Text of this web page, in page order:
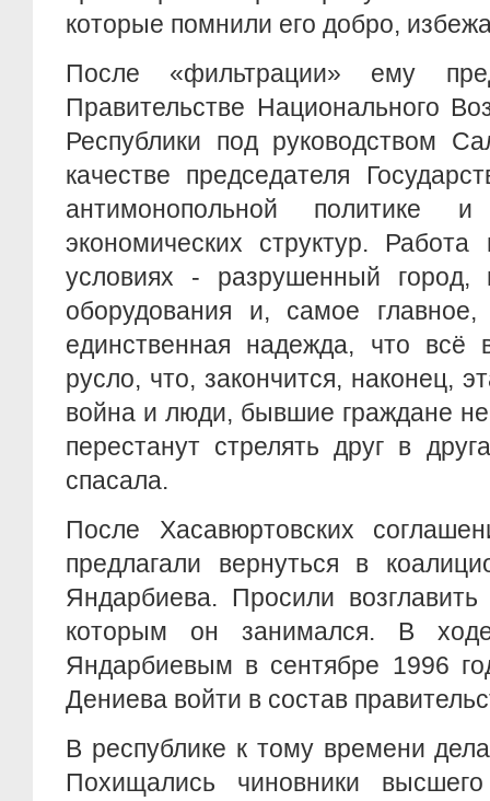
которые помнили его добро,
После «фильтрации» ему
Правительстве Национального
Республики под руководством
качестве председателя
антимонопольной политике
экономических структур.
условиях - разрушенный
оборудования и, самое
единственная надежда, что всё
русло, что, закончится, наконец,
война и люди, бывшие граждане
перестанут стрелять друг в
спасала.
После Хасавюртовских
предлагали вернуться в
Яндарбиева. Просили
которым он занимался. В
Яндарбиевым в сентябре 1996
Дениева войти в состав
В республике к тому времени
Похищались чиновники